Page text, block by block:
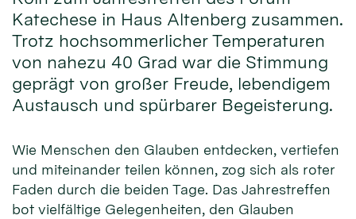
Katechese in Haus Altenberg zusammen.
Trotz hochsommerlicher Temperaturen
von nahezu 40 Grad war die Stimmung
geprägt von großer Freude, lebendigem
Austausch und spürbarer Begeisterung.
Wie Menschen den Glauben entdecken, vertiefen
und miteinander teilen können, zog sich als roter
Faden durch die beiden Tage. Das Jahrestreffen
bot vielfältige Gelegenheiten, den Glauben